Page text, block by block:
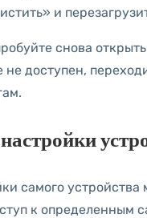
и
снова
доступен,
самого устройства
к определенным